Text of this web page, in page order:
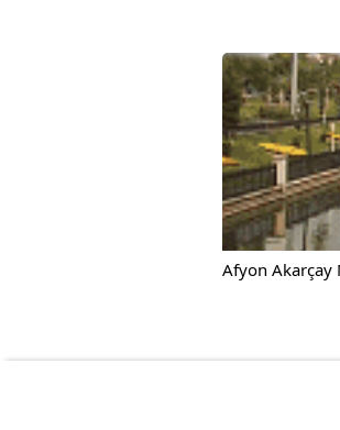
Afyon Akarçay